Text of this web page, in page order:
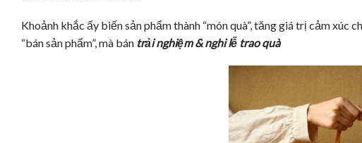
Khoảnh khắc ấy biến sản phẩm thành “món quà”, tăng giá trị cảm
“bán sản phẩm”, mà bán trải nghiệm & nghi lễ trao quà